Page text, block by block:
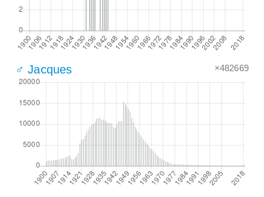
♂ Jacques ×482669